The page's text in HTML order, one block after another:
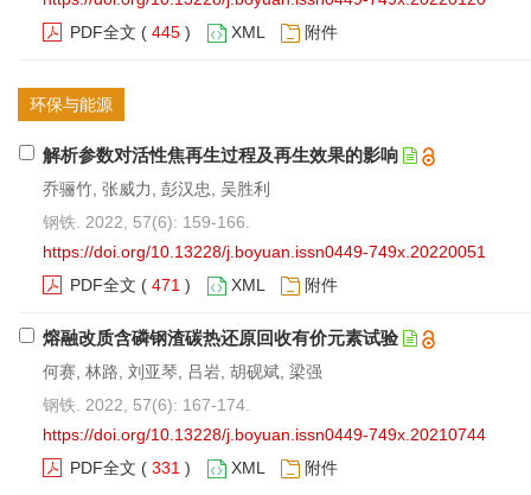
PDF全文 ( 445 ) XML 附件
环保与能源
解析参数对活性焦再生过程及再生效果的影响
乔骊竹, 张威力, 彭汉忠, 吴胜利
钢铁. 2022, 57(6): 159-166.
https://doi.org/10.13228/j.boyuan.issn0449-749x.20220051
PDF全文 ( 471 ) XML 附件
熔融改质含磷钢渣碳热还原回收有价元素试验
何赛, 林路, 刘亚琴, 吕岩, 胡砚斌, 梁强
钢铁. 2022, 57(6): 167-174.
https://doi.org/10.13228/j.boyuan.issn0449-749x.20210744
PDF全文 ( 331 ) XML 附件